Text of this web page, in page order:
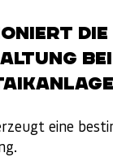
DIE
BEI
eine